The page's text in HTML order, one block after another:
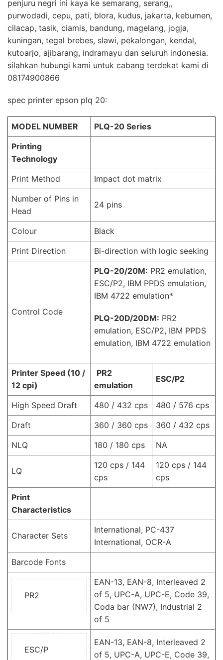
penjuru negri ini kaya ke semarang, serang,,
purwodadi, cepu, pati, blora, kudus, jakarta, kebumen,
cilacap, tasik, ciamis, bandung, magelang, jogja,
kuningan, tegal brebes, slawi, pekalongan, kendal,
kutoarjo, ajibarang, indramayu dan seluruh indonesia.
silahkan hubungi kami untuk cabang terdekat kami di
08174900866
spec printer epson plq 20:
MODEL NUMBER
PLQ-20 Series
Printing
Technology
Print Method
Impact dot matrix
Number of Pins in
Head
24 pins
Colour
Black
Print Direction
Bi-direction with logic seeking
Control Code
PLQ-20/20M: PR2 emulation,
ESC/P2, IBM PPDS emulation,
IBM 4722 emulation*
PLQ-20D/20DM: PR2
emulation, ESC/P2, IBM PPDS
emulation, IBM 4722 emulation
Printer Speed (10 /
12 cpi)
PR2
emulation
ESC/P2
High Speed Draft 480 / 432 cps
480 / 576 cps
Draft
360 / 360 cps
360 / 432 cps
NLQ
180 / 180 cps NA
LQ
120 cps / 144
cps
120 cps / 144
cps
Print
Characteristics
Character Sets
International, PC-437
International, OCR-A
Barcode Fonts
PR2
EAN-13, EAN-8, Interleaved 2
of 5, UPC-A, UPC-E, Code 39,
Coda bar (NW7), Industrial 2
of 5
ESC/P
EAN-13, EAN-8, Interleaved 2
of 5, UPC-A, UPC-E, Code 39,